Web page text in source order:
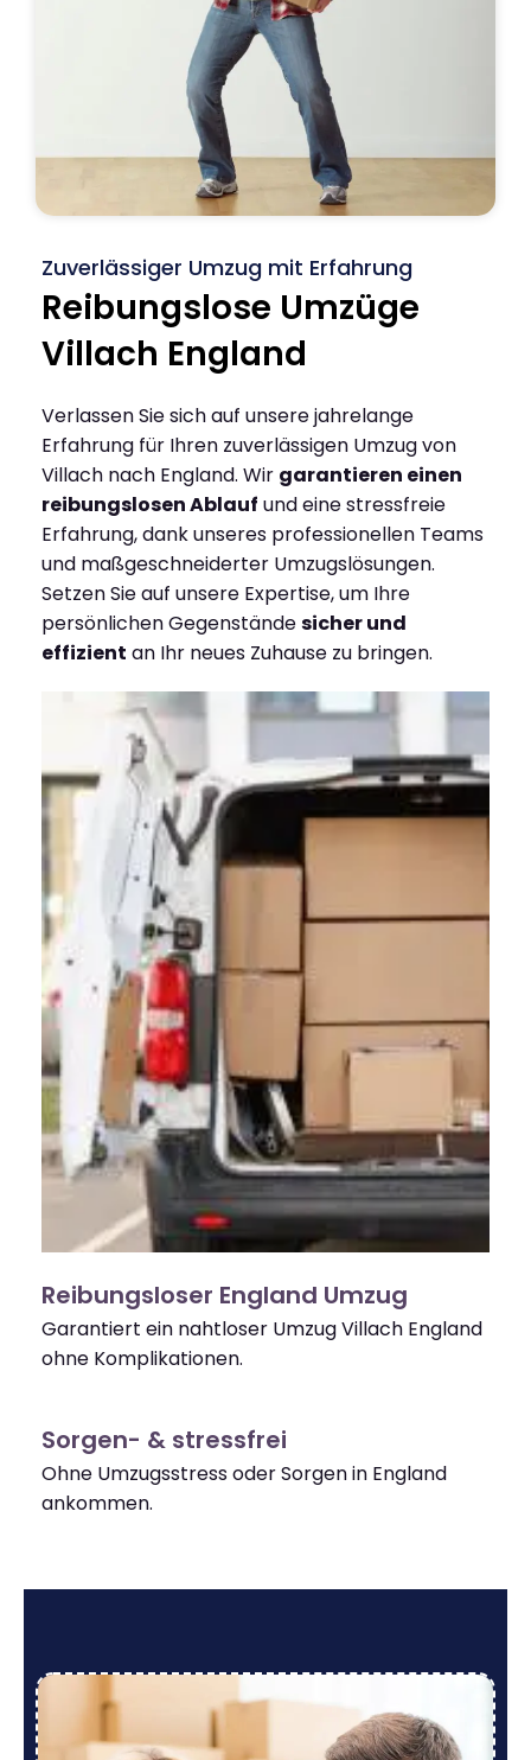
Zuverlässiger Umzug mit Erfahrung
Reibungslose Umzüge
Villach England
Verlassen Sie sich auf unsere jahrelange
Erfahrung für Ihren zuverlässigen Umzug von
Villach nach England. Wir garantieren einen
reibungslosen Ablauf und eine stressfreie
Erfahrung, dank unseres professionellen Teams
und maßgeschneiderter Umzugslösungen.
Setzen Sie auf unsere Expertise, um Ihre
persönlichen Gegenständesicher und
effizient an Ihr neues Zuhause zu bringen.
Reibungsloser England Umzug
Garantiert ein nahtloser Umzug Villach England
ohne Komplikationen.
Sorgen- & stressfrei
Ohne Umzugsstress oder Sorgen in England
ankommen.